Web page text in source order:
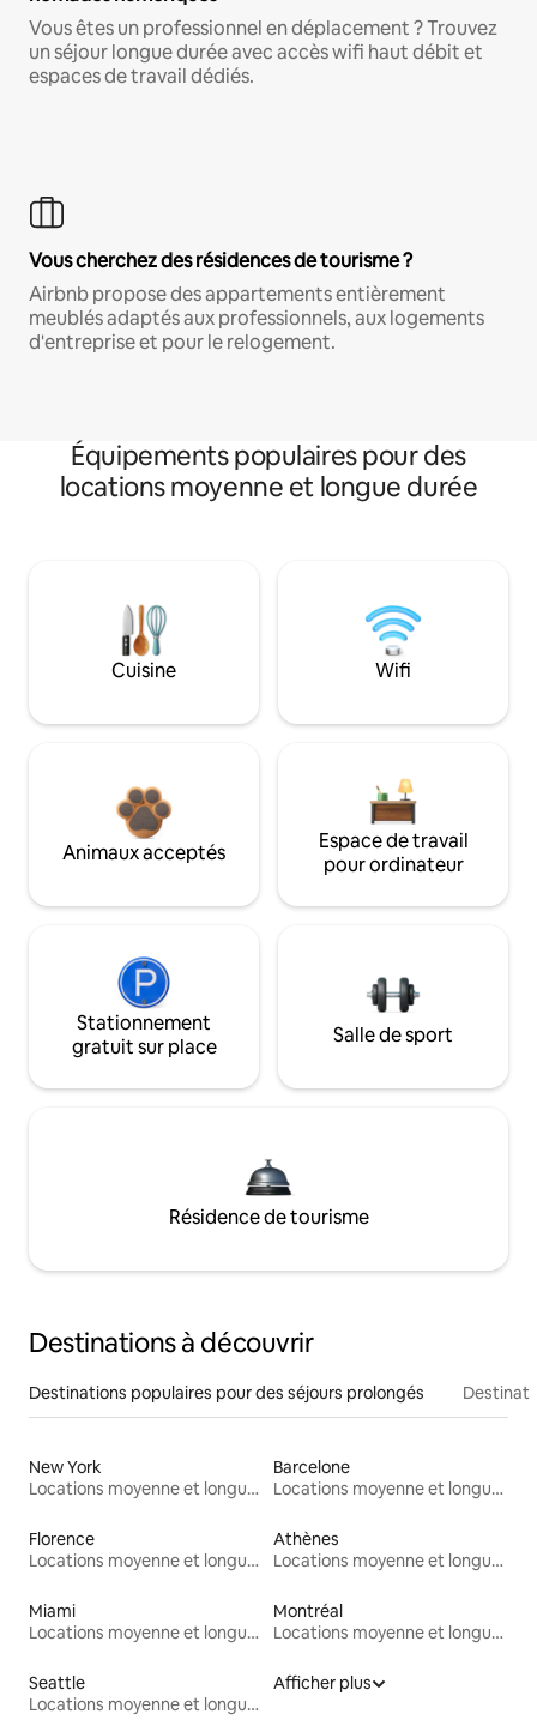
Vous êtes un professionnel en déplacement ? Trouvez
un séjour longue durée avec accès wifi haut débit et
espaces de travail dédiés.
Vous cherchez des résidences de tourisme ?
Airbnb propose des appartements entièrement
meublés adaptés aux professionnels, aux logements
d'entreprise et pour le relogement.
Équipements populaires pour des
locations moyenne et longue durée
Cuisine Wifi
Animaux acceptés
Espace de travail
pour ordinateur
Stationnement
gratuit sur place
Salle de sport
Résidence de tourisme
Destinations à découvrir
Destinations populaires pour des séjours prolongés
New York
Locations moyenne et longue durée
Barcelone
Locations moyenne et longue durée
Florence
Locations moyenne et longue durée
Athènes
Locations moyenne et longue durée
Miami
Locations moyenne et longue durée
Montréal
Locations moyenne et longue durée
Seattle
Locations moyenne et longue durée
Afficher plus